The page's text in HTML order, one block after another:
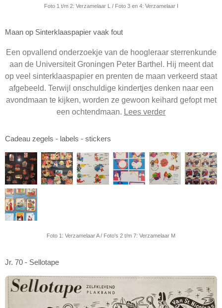
Foto 1 t/m 2: Verzamelaar L / Foto 3 en 4: Verzamelaar I
Maan op Sinterklaaspapier vaak fout
Een opvallend onderzoekje van de hoogleraar sterrenkunde
aan de Universiteit Groningen Peter Barthel. Hij meent dat
op veel sinterklaaspapier en prenten de maan verkeerd staat
afgebeeld. Terwijl onschuldige kindertjes denken naar een
avondmaan te kijken, worden ze gewoon keihard gefopt met
een ochtendmaan. Lees verder
Cadeau zegels - labels - stickers
Foto 1: Verzamelaar A / Foto's 2 t/m 7: Verzamelaar M
Jr. 70 - Sellotape